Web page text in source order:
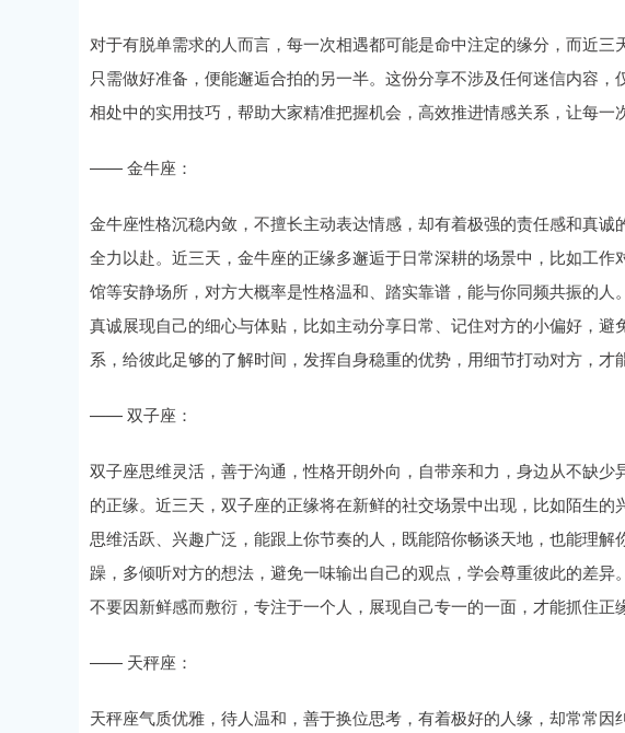
对于有脱单需求的人而言，每一次相遇都可能是命中注定的缘分，而近三
只需做好准备，便能邂逅合拍的另一半。这份分享不涉及任何迷信内容，
相处中的实用技巧，帮助大家精准把握机会，高效推进情感关系，让每一
—— 金牛座：
金牛座性格沉稳内敛，不擅长主动表达情感，却有着极强的责任感和真
全力以赴。近三天，金牛座的正缘多邂逅于日常深耕的场景中，比如工
馆等安静场所，对方大概率是性格温和、踏实靠谱，能与你同频共振的人
真诚展现自己的细心与体贴，比如主动分享日常、记住对方的小偏好，
系，给彼此足够的了解时间，发挥自身稳重的优势，用细节打动对方，才
—— 双子座：
双子座思维灵活，善于沟通，性格开朗外向，自带亲和力，身边从不缺
的正缘。近三天，双子座的正缘将在新鲜的社交场景中出现，比如陌生
思维活跃、兴趣广泛，能跟上你节奏的人，既能陪你畅谈天地，也能理
躁，多倾听对方的想法，避免一味输出自己的观点，学会尊重彼此的差异
不要因新鲜感而敷衍，专注于一个人，展现自己专一的一面，才能抓住正
—— 天秤座：
天秤座气质优雅，待人温和，善于换位思考，有着极好的人缘，却常常